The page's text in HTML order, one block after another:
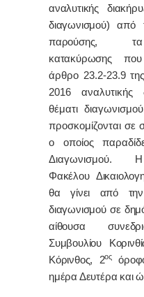
αναλυτικής
διαγωνισμού) από
παρούσης,
κατακύρωσης
άρθρο 23.2-23.9
2016 αναλυτικής
θέματι διαγωνισμού
προσκομίζονται σε
ο οποίος
Διαγωνισμού.
Η
Φακέλου
θα γίνει από
διαγωνισμού σε
αίθουσα
Συμβουλίου
Κόρινθος, 2ος
ημέρα Δευτέρα και